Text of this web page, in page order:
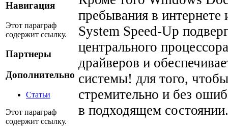
Навигация
Этот параграф
содержит ссылку.
Партнеры
Дополнительно
Статьи
Этот параграф
содержит ссылку.
пребывания в
System Speed-Up
центрального
драйверов и
системы! для того,
стремительно и без
в подходящем состоянии.